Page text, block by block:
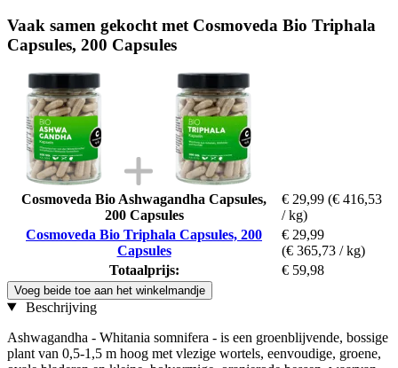
Vaak samen gekocht met Cosmoveda Bio Triphala
Capsules, 200 Capsules
Cosmoveda Bio Ashwagandha Capsules,
200 Capsules
€ 29,99 (€ 416,53
/ kg)
Cosmoveda Bio Triphala Capsules, 200
Capsules
€ 29,99
(€ 365,73 / kg)
Totaalprijs:
€ 59,98
Voeg beide toe aan het winkelmandje
Beschrijving
Ashwagandha - Whitania somnifera - is een groenblijvende, bossige
plant van 0,5-1,5 m hoog met vlezige wortels, eenvoudige, groene,